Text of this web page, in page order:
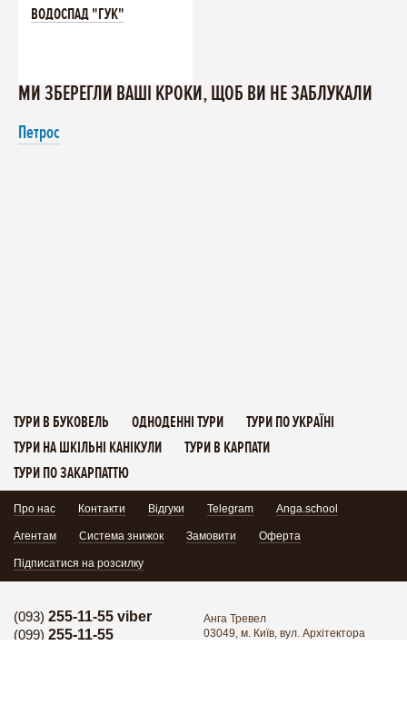
ВОДОСПАД "ГУК"
МИ ЗБЕРЕГЛИ ВАШІ КРОКИ, ЩОБ ВИ НЕ ЗАБЛУКАЛИ
Петрос
ТУРИ В БУКОВЕЛЬ ОДНОДЕННІ ТУРИ
ТУРИ ПО УКРАЇНІ
ТУРИ НА ШКІЛЬНІ КАНІКУЛИ
ТУРИ В КАРПАТИ
ТУРИ ПО ЗАКАРПАТТЮ
Про нас Контакти Відгуки Telegram Anga.school
Агентам Система знижок Замовити Оферта
Підписатися на розсилку
(093) 255-11-55 viber
(099) 255-11-55
Анга Тревел
03049, м. Київ, вул. Архітектора